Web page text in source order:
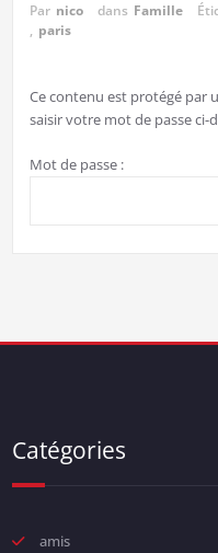
Par nico dans Famille
, paris
Ce contenu est protégé par
saisir votre mot de passe ci-
Mot de passe :
Catégories
amis